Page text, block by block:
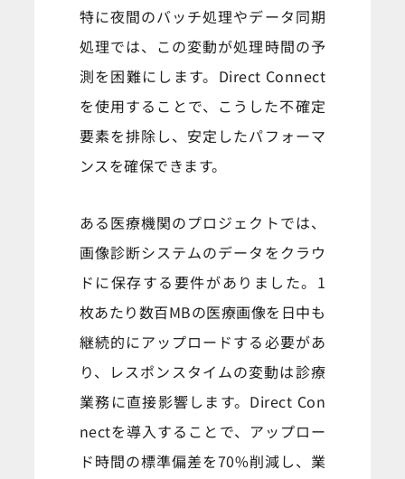
特に夜間のバッチ処理やデータ同期
処理では、この変動が処理時間の予
測を困難にします。Direct Connect
を使用することで、こうした不確定
要素を排除し、安定したパフォーマ
ンスを確保できます。
ある医療機関のプロジェクトでは、
画像診断システムのデータをクラウ
ドに保存する要件がありました。1
枚あたり数百MBの医療画像を日中も
継続的にアップロードする必要があ
り、レスポンスタイムの変動は診療
業務に直接影響します。Direct Con
nectを導入することで、アップロー
ド時間の標準偏差を70%削減し、業